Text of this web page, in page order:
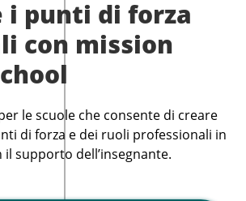
i punti di forza
con mission
le scuole che consente di creare
di forza e dei ruoli professionali in
supporto dell’insegnante.